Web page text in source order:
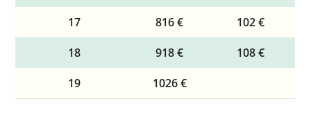
17
816 €
102 €
18
918 €
108 €
19
1026 €